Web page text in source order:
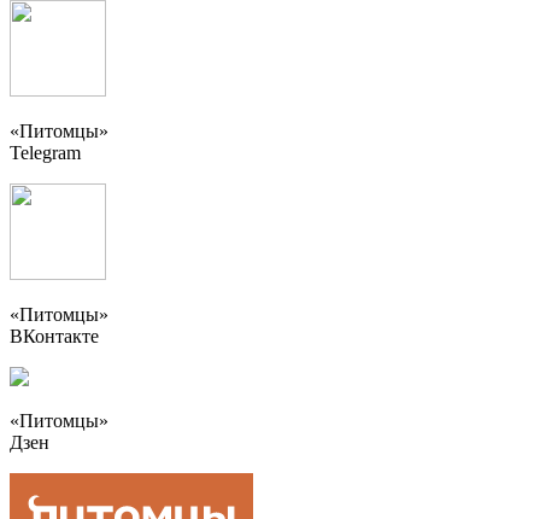
«Питомцы»
Telegram
«Питомцы»
ВКонтакте
«Питомцы»
Дзен